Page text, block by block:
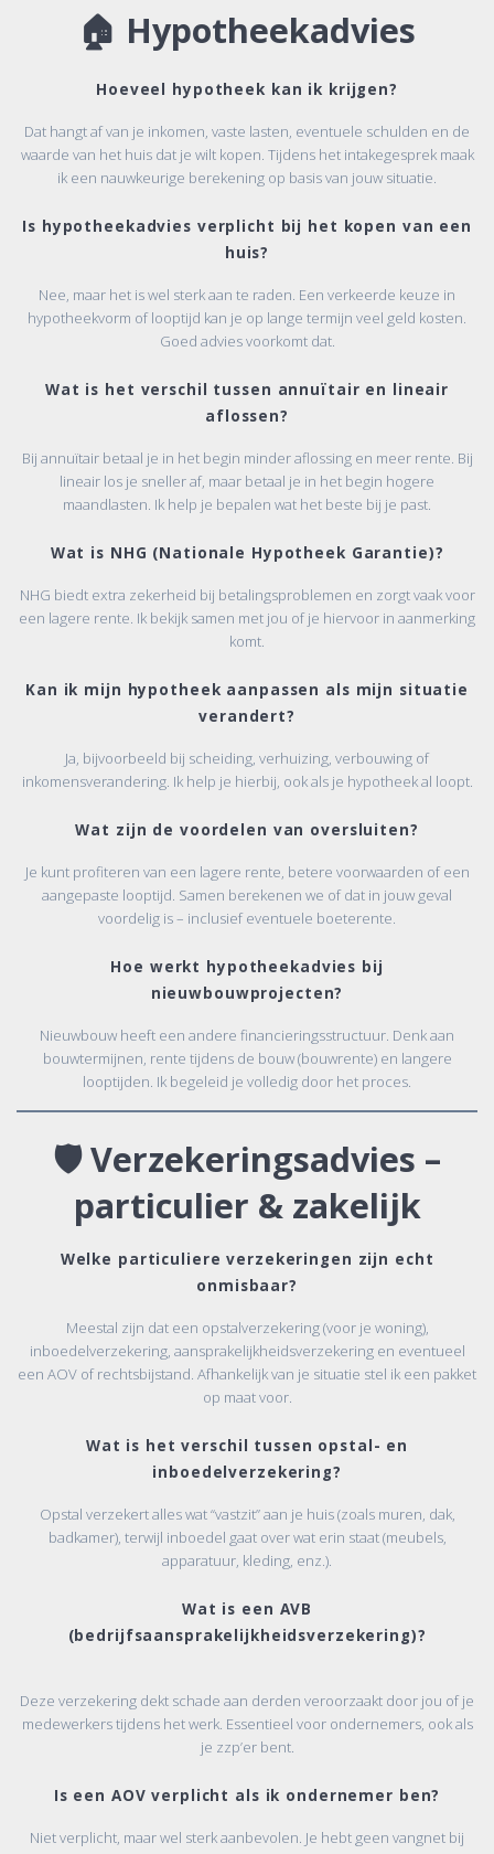
🏠 Hypotheekadvies
Hoeveel hypotheek kan ik krijgen?
Dat hangt af van je inkomen, vaste lasten, eventuele schulden en de
waarde van het huis dat je wilt kopen. Tijdens het intakegesprek maak
ik een nauwkeurige berekening op basis van jouw situatie.
Is hypotheekadvies verplicht bij het kopen van een
huis?
Nee, maar het is wel sterk aan te raden. Een verkeerde keuze in
hypotheekvorm of looptijd kan je op lange termijn veel geld kosten.
Goed advies voorkomt dat.
Wat is het verschil tussen annuïtair en lineair
aflossen?
Bij annuïtair betaal je in het begin minder aflossing en meer rente. Bij
lineair los je sneller af, maar betaal je in het begin hogere
maandlasten. Ik help je bepalen wat het beste bij je past.
Wat is NHG (Nationale Hypotheek Garantie)?
NHG biedt extra zekerheid bij betalingsproblemen en zorgt vaak voor
een lagere rente. Ik bekijk samen met jou of je hiervoor in aanmerking
komt.
Kan ik mijn hypotheek aanpassen als mijn situatie
verandert?
Ja, bijvoorbeeld bij scheiding, verhuizing, verbouwing of
inkomensverandering. Ik help je hierbij, ook als je hypotheek al loopt.
Wat zijn de voordelen van oversluiten?
Je kunt profiteren van een lagere rente, betere voorwaarden of een
aangepaste looptijd. Samen berekenen we of dat in jouw geval
voordelig is – inclusief eventuele boeterente.
Hoe werkt hypotheekadvies bij
nieuwbouwprojecten?
Nieuwbouw heeft een andere financieringsstructuur. Denk aan
bouwtermijnen, rente tijdens de bouw (bouwrente) en langere
looptijden. Ik begeleid je volledig door het proces.
🛡️Verzekeringsadvies –
particulier & zakelijk
Welke particuliere verzekeringen zijn echt
onmisbaar?
Meestal zijn dat een opstalverzekering (voor je woning),
inboedelverzekering, aansprakelijkheidsverzekering en eventueel
een AOV of rechtsbijstand. Afhankelijk van je situatie stel ik een pakket
op maat voor.
Wat is het verschil tussen opstal- en
inboedelverzekering?
Opstal verzekert alles wat “vastzit” aan je huis (zoals muren, dak,
badkamer), terwijl inboedel gaat over wat erin staat (meubels,
apparatuur, kleding, enz.).
Wat is een AVB
(bedrijfsaansprakelijkheidsverzekering)?
Deze verzekering dekt schade aan derden veroorzaakt door jou of je
medewerkers tijdens het werk. Essentieel voor ondernemers, ook als
je zzp’er bent.
Is een AOV verplicht als ik ondernemer ben?
Niet verplicht, maar wel sterk aanbevolen. Je hebt geen vangnet bij